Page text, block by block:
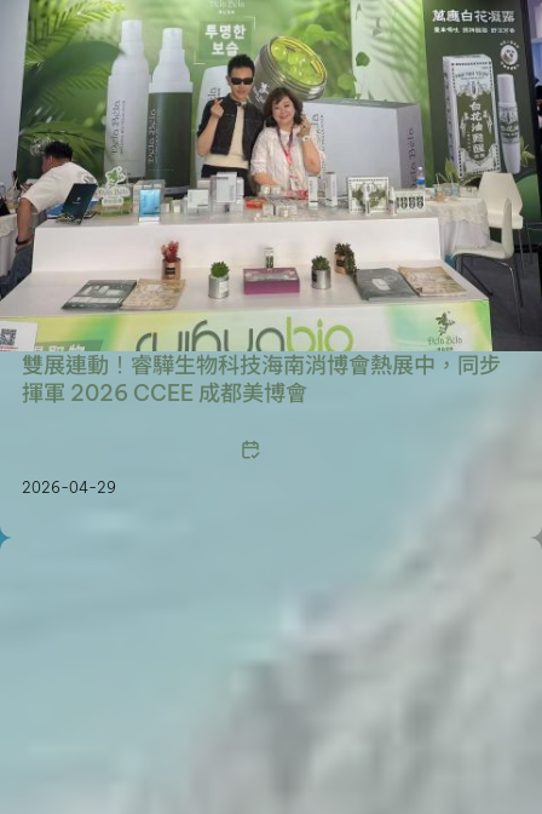
雙展連動！睿驊生物科技海南消博會熱展中，同步
揮軍 2026 CCEE 成都美博會
2026-04-29